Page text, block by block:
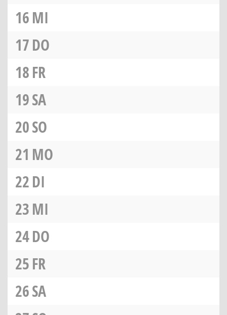
16MI
17DO
18FR
19SA
20SO
21 MO
22DI
23MI
24DO
25FR
26SA